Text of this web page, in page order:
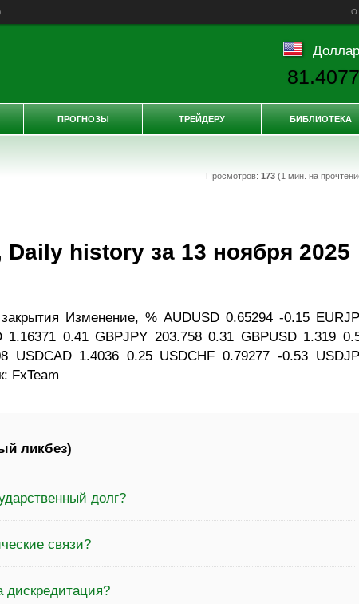
О
Просмотров: 173(1 мин. на
history за 13 ноября 2025
Изменение, % AUDUSD 0.65294 -0.15
1.16371 0.41 GBPJPY 203.758 0.31 GBPUSD 1.319
USDCAD 1.4036 0.25 USDCHF 0.79277 -0.53
FxTeam
ликбез)
долг?
связи?
дискредитация?
Доллар
81.4077
ПРОГНОЗЫ ТРЕЙДЕРУ БИБЛИОТЕКА